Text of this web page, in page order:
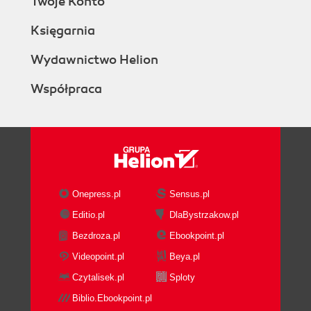
Księgarnia
Wydawnictwo Helion
Współpraca
Onepress.pl
Sensus.pl
Editio.pl
DlaBystrzakow.pl
Bezdroza.pl
Ebookpoint.pl
Videopoint.pl
Beya.pl
Czytalisek.pl
Sploty
Biblio.Ebookpoint.pl